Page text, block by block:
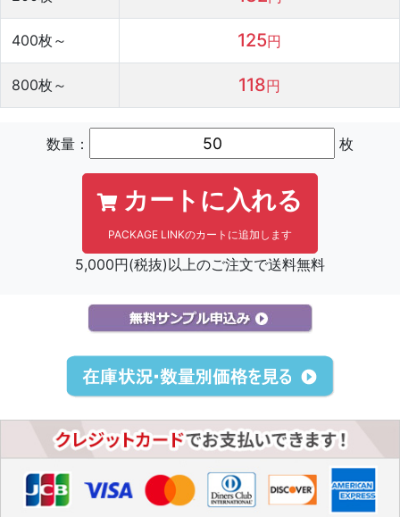
400枚～ 125円
800枚～ 118円
数量： 枚
カートに入れる
PACKAGE LINKのカートに追加します
5,000円(税抜)以上のご注文で送料無料